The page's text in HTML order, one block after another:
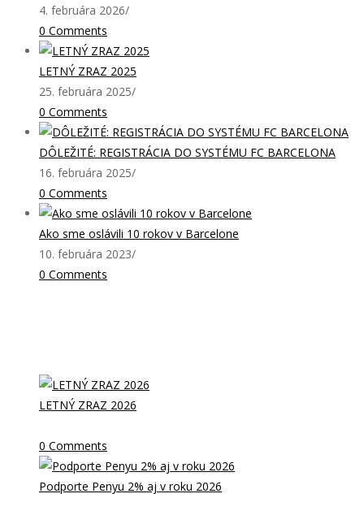
4. februára 2026/
0 Comments
LETNÝ ZRAZ 2025
25. februára 2025/
0 Comments
DÔLEŽITÉ: REGISTRÁCIA DO SYSTÉMU FC BARCELONA
16. februára 2025/
0 Comments
Ako sme oslávili 10 rokov v Barcelone
10. februára 2023/
0 Comments
LETNÝ ZRAZ 2026
0 Comments
Podporte Penyu 2% aj v roku 2026